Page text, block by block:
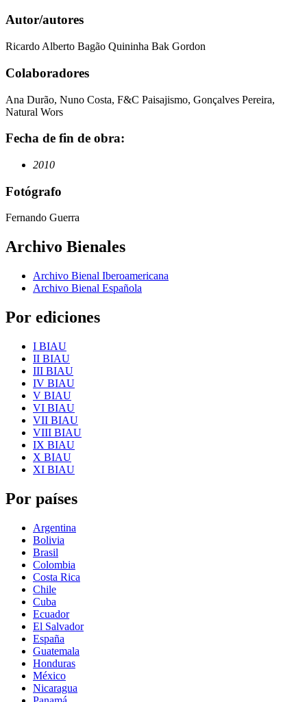
Autor/autores
Ricardo Alberto Bagão Quininha Bak Gordon
Colaboradores
Ana Durão, Nuno Costa, F&C Paisajismo, Gonçalves Pereira,
Natural Wors
Fecha de fin de obra:
2010
Fotógrafo
Fernando Guerra
Archivo Bienales
Archivo Bienal Iberoamericana
Archivo Bienal Española
Por ediciones
I BIAU
II BIAU
III BIAU
IV BIAU
V BIAU
VI BIAU
VII BIAU
VIII BIAU
IX BIAU
X BIAU
XI BIAU
Por países
Argentina
Bolivia
Brasil
Colombia
Costa Rica
Chile
Cuba
Ecuador
El Salvador
España
Guatemala
Honduras
México
Nicaragua